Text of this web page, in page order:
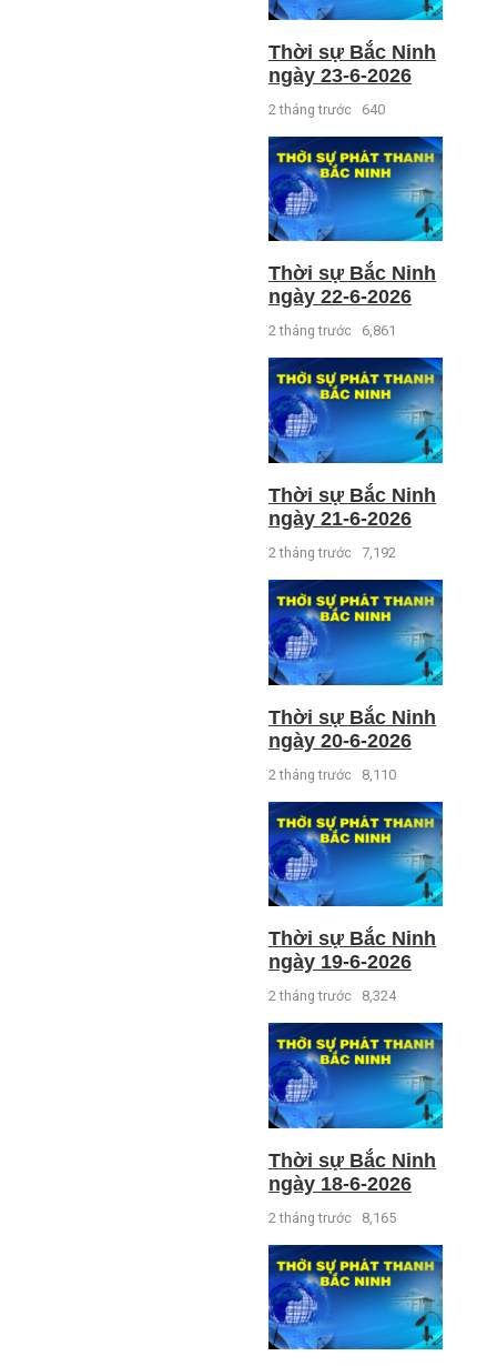
Thời sự Bắc Ninh
ngày 23-6-2026
2 tháng trước 640
Thời sự Bắc Ninh
ngày 22-6-2026
2 tháng trước 6,861
Thời sự Bắc Ninh
ngày 21-6-2026
2 tháng trước 7,192
Thời sự Bắc Ninh
ngày 20-6-2026
2 tháng trước 8,110
Thời sự Bắc Ninh
ngày 19-6-2026
2 tháng trước 8,324
Thời sự Bắc Ninh
ngày 18-6-2026
2 tháng trước 8,165